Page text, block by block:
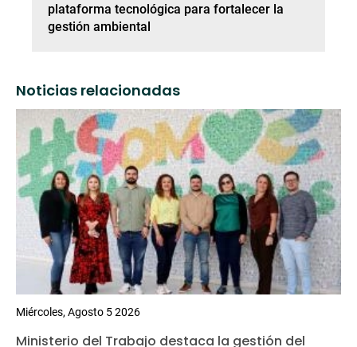
plataforma tecnológica para fortalecer la
gestión ambiental
Noticias relacionadas
Miércoles, Agosto 5 2026
Ministerio del Trabajo destaca la gestión del